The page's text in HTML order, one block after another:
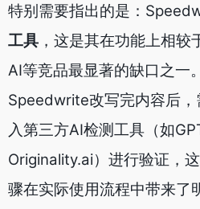
特别需要指出的是：
工具 ，这是其在功能上相
AI等竞品最显著的缺口之一
Speedwrite改写完内容后
入第三方AI检测工具（如
Originality.ai）进行验证，
骤在实际使用流程中带来了